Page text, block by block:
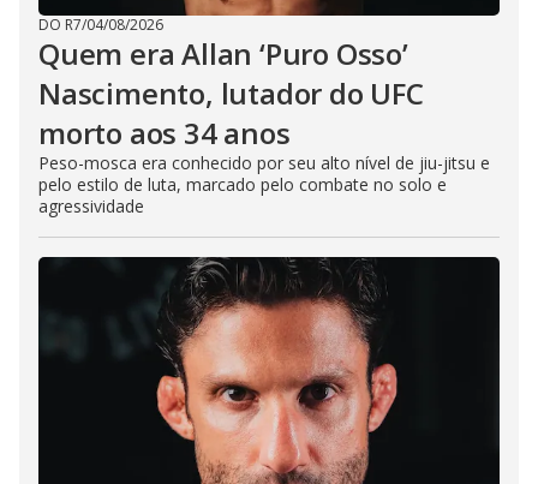
DO R7/04/08/2026
Quem era Allan ‘Puro Osso’
Nascimento, lutador do UFC
morto aos 34 anos
Peso-mosca era conhecido por seu alto nível de jiu-jitsu e
pelo estilo de luta, marcado pelo combate no solo e
agressividade